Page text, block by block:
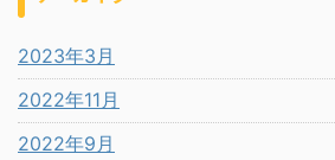
2023年3月
2022年11月
2022年9月